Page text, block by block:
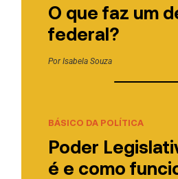
O que faz um
federal?
PorIsabela Souza
BÁSICO DA POLÍTICA
Poder
é e como